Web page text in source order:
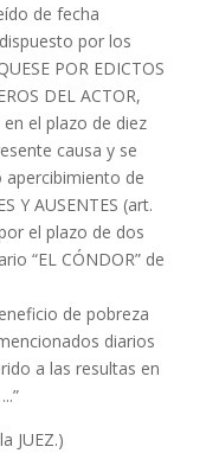
de fecha
por los
POR EDICTOS
DEL ACTOR,
en el plazo de diez
causa y se
de
Y AUSENTES (art.
el plazo de dos
“EL CÓNDOR” de
de pobreza
diarios
a las resultas en
JUEZ.)